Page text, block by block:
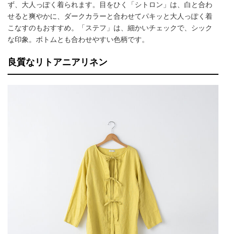
ず、大人っぽく着られます。目をひく「シトロン」は、白と合わ
せると爽やかに、ダークカラーと合わせてパキッと大人っぽく着
こなすのもおすすめ。「ステフ」は、細かいチェックで、シック
な印象。ボトムとも合わせやすい色柄です。
良質なリトアニアリネン